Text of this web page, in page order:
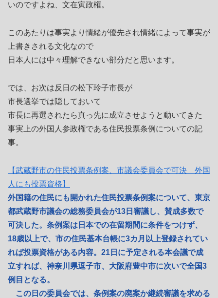
いのですよね、文在寅政権。
このあたりは事実より情緒が優先され情緒によって事実が
上書きされる文化なので
日本人には中々理解できない部分だと思います。
では、お次は反日の松下玲子市長が
市長選挙では隠しておいて
市長に再選されたら真っ先に成立させようと動いてきた
事実上の外国人参政権である住民投票条例についての記
事。
【武蔵野市の住民投票条例案、市議会委員会で可決 外国
人にも投票資格】
外国籍の住民にも開かれた住民投票条例案について、東京
都武蔵野市議会の総務委員会が13日審議し、賛成多数で
可決した。条例案は日本での在留期間に条件をつけず、
18歳以上で、市の住民基本台帳に3カ月以上登録されてい
れば投票資格がある内容。21日に予定される本会議で成
立すれば、神奈川県逗子市、大阪府豊中市に次いで全国3
例目となる。
この日の委員会では、条例案の廃案か継続審議を求める